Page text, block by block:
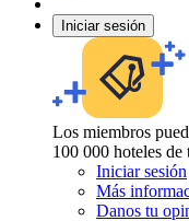
Iniciar sesión
Los miembros
100 000 hoteles
Iniciar sesión
Más
Danos tu